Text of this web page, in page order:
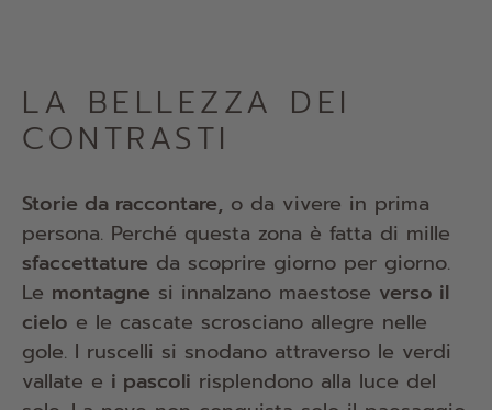
LA BELLEZZA DEI
CONTRASTI
Storie da raccontare, o da vivere in prima
persona. Perché questa zona è fatta di mille
sfaccettature da scoprire giorno per giorno.
Le montagne si innalzano maestose verso il
cielo e le cascate scrosciano allegre nelle
gole. I ruscelli si snodano attraverso le verdi
vallate e i pascoli risplendono alla luce del